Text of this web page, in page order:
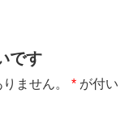
です
ません。 * が付い